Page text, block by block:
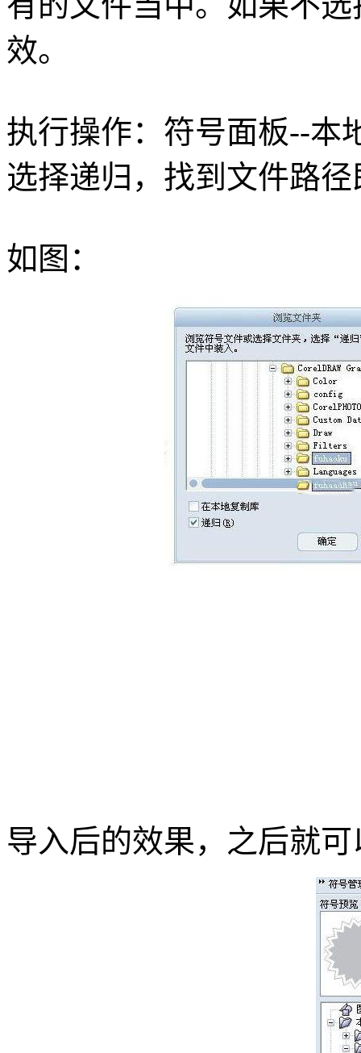
效。
执行操作：符号面板--本
选择递归，找到文件路径
如图：
导入后的效果，之后就